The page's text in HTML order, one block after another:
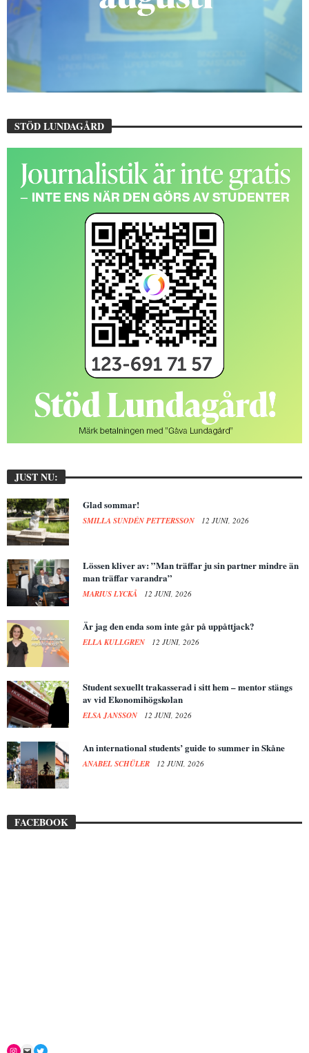
STÖD LUNDAGÅRD
JUST NU:
Glad sommar!
SMILLA SUNDÉN PETTERSSON 12 JUNI, 2026
Lössen kliver av: ”Man träffar ju sin partner mindre än
man träffar varandra”
MARIUS LYCKÅ 12 JUNI, 2026
Är jag den enda som inte går på uppåttjack?
ELLA KULLGREN 12 JUNI, 2026
Student sexuellt trakasserad i sitt hem – mentor stängs
av vid Ekonomihögskolan
ELSA JANSSON 12 JUNI, 2026
An international students’ guide to summer in Skåne
ANABEL SCHÜLER 12 JUNI, 2026
FACEBOOK